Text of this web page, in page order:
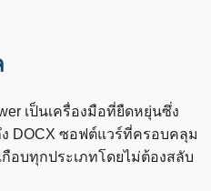
เป็นเครื่องมือที่ยืดหยุ่นซึ่ง
DOCX ซอฟต์แวร์ที่ครอบคลุม
อบทุกประเภทโดยไม่ต้องสลับ